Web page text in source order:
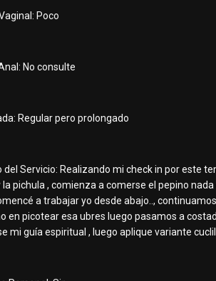
Poco
No consulte
Regular pero prolongado
del Servicio: Realizando mi check in por este
la pichula , comienza a comerse el pepino
a trabajar yo desde abajo..,
en picotear esa ubres luego pasamos a
mi guía espiritual , luego aplique variante